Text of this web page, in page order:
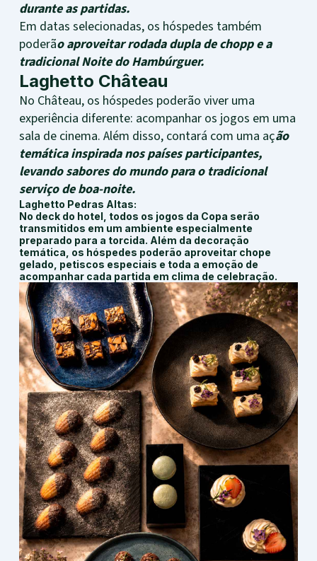
durante as partidas.
Em datas selecionadas, os hóspedes também
poderão aproveitar rodada dupla de chopp e a
tradicional Noite do Hambúrguer.
Laghetto Château
No Château, os hóspedes poderão viver uma
experiência diferente: acompanhar os jogos em uma
sala de cinema. Além disso, contará com uma ação
temática inspirada nos países participantes,
levando sabores do mundo para o tradicional
serviço de boa-noite.
Laghetto Pedras Altas:
No deck do hotel, todos os jogos da Copa serão
transmitidos em um ambiente especialmente
preparado para a torcida. Além da decoração
temática, os hóspedes poderão aproveitar chope
gelado, petiscos especiais e toda a emoção de
acompanhar cada partida em clima de celebração.